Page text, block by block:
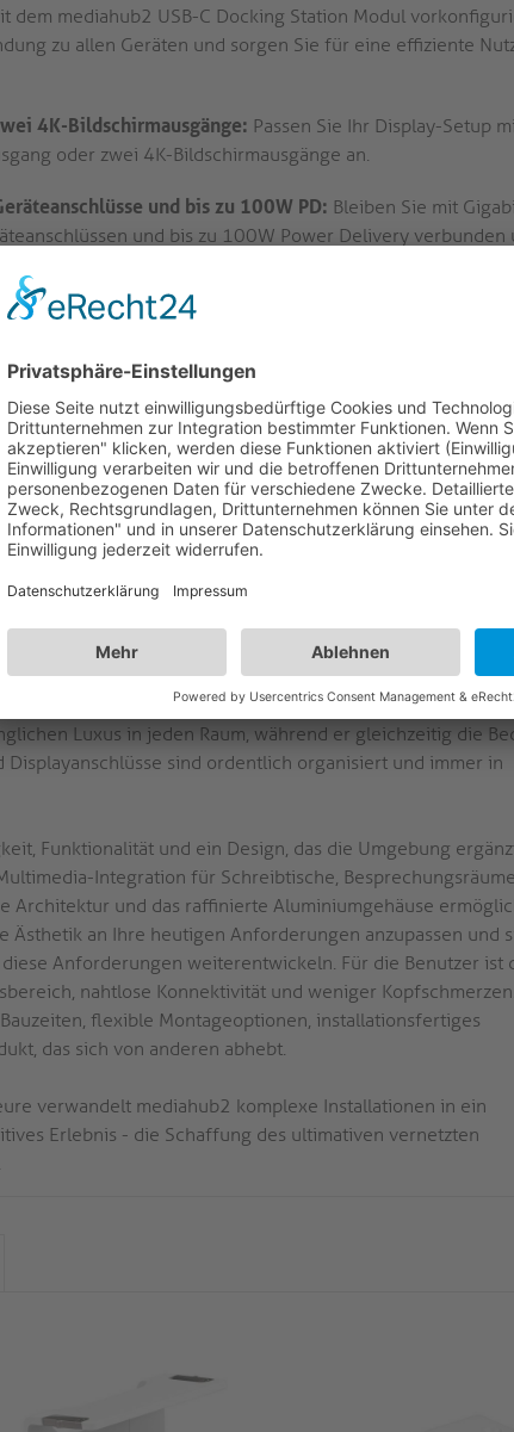
dem mediahub2 USB-C Docking Station Modul
zu allen Geräten und sorgen Sie für eine effiziente
4K-Bildschirmausgänge: Passen Sie Ihr Display-Setup
oder zwei 4K-Bildschirmausgänge an.
und bis zu 100W PD: Bleiben Sie mit
und bis zu 100W Power Delivery verbunden
für schnelle Datenübertragungsgeschwindigkeiten und
preisgekrönten Formfaktor:
Produkts. Sein preisgekrönter Formfaktor sieht nicht nur
auch eine langlebige Leistung.
mediahub2 Dock
für Profis, die effiziente Konnektivität und ein
und sein schlankes Design machen es zu einem
schön oder beides sein...
einer klaren Vision entwickelt: moderne Konnektivität soll
Der mediahub2 verbindet Funktionalität mit einer
Luxus in jeden Raum, während er gleichzeitig die
sind ordentlich organisiert und immer in
Funktionalität und ein Design, das die Umgebung
Integration für Schreibtische,
Architektur und das raffinierte Aluminiumgehäuse
Ästhetik an Ihre heutigen Anforderungen anzupassen und
Anforderungen weiterentwickeln. Für die Benutzer ist
nahtlose Konnektivität und weniger
flexible Montageoptionen, installationsfertiges
das sich von anderen abhebt.
verwandelt mediahub2 komplexe Installationen in ein
Erlebnis - die Schaffung des ultimativen vernetzten